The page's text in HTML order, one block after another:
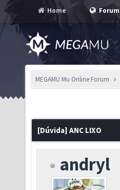
Home Forum
MEGAMU Mu Online Forum
[Dúvida] ANC LIXO
andryl